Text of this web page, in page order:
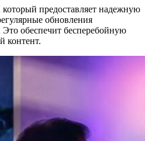
предоставляет надежную
обновления
обеспечит бесперебойную
контент.